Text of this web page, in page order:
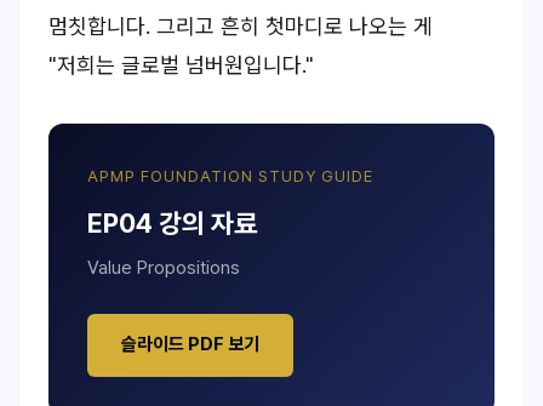
멈칫합니다. 그리고 흔히 첫마디로 나오는 게
"저희는 글로벌 넘버원입니다."
APMP FOUNDATION STUDY GUIDE
EP04 강의 자료
Value Propositions
슬라이드 PDF 보기